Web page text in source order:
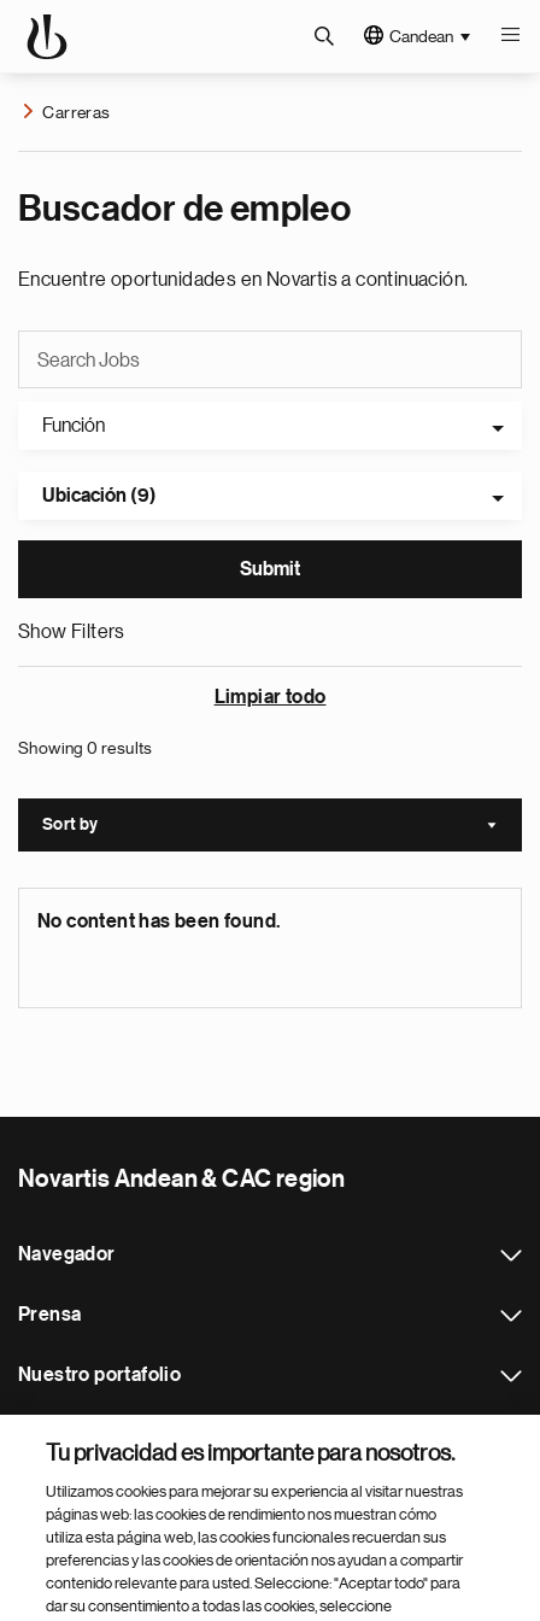
Candean
Carreras
Buscador de empleo
Encuentre oportunidades en Novartis a continuación.
Función
Ubicación (9)
Show Filters
Limpiar todo
Showing 0 results
Sort by Sort
No content has been found.
Novartis Andean & CAC region
Navegador
Prensa
Nuestro portafolio
Footer Site Search
Tu privacidad es importante para nosotros.
Utilizamos cookies para mejorar su experiencia al visitar nuestras
páginas web: las cookies de rendimiento nos muestran cómo
utiliza esta página web, las cookies funcionales recuerdan sus
preferencias y las cookies de orientación nos ayudan a compartir
contenido relevante para usted. Seleccione: "Aceptar todo" para
dar su consentimiento a todas las cookies, seleccione